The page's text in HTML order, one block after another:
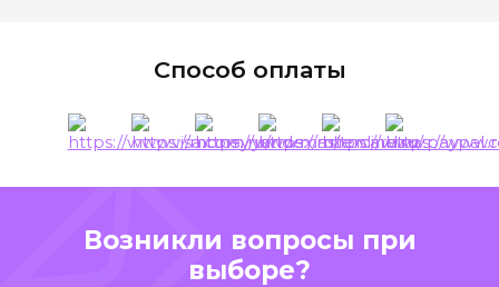
Способ оплаты
Возникли вопросы при
выборе?